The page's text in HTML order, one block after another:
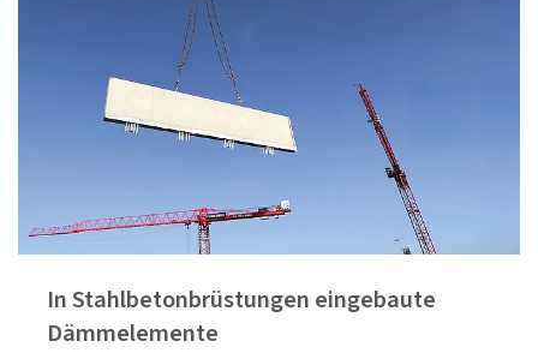
In Stahlbetonbrüstungen eingebaute
Dämmelemente